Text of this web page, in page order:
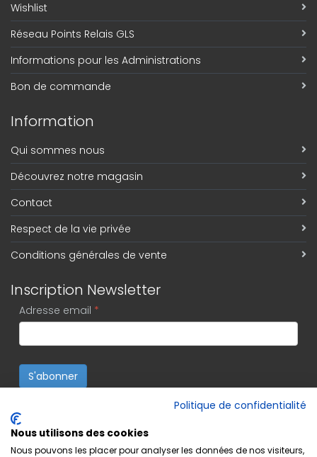
Wishlist
Réseau Points Relais GLS
Informations pour les Administrations
Bon de commande
Information
Qui sommes nous
Découvrez notre magasin
Contact
Respect de la vie privée
Conditions générales de vente
Inscription Newsletter
Adresse email *
S'abonner
Politique de confidentialité
Nous utilisons des cookies
Nous pouvons les placer pour analyser les données de nos visiteurs,